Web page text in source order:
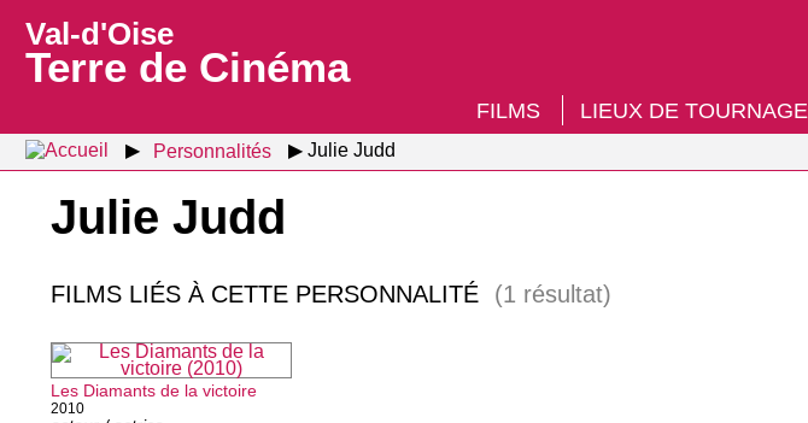
Val-d'Oise
Terre de Cinéma
FILMS LIEUX DE TOURNAGE
Personnalités Julie Judd
Julie Judd
FILMS LIÉS À CETTE PERSONNALITÉ (1 résultat)
Les Diamants de la victoire
2010